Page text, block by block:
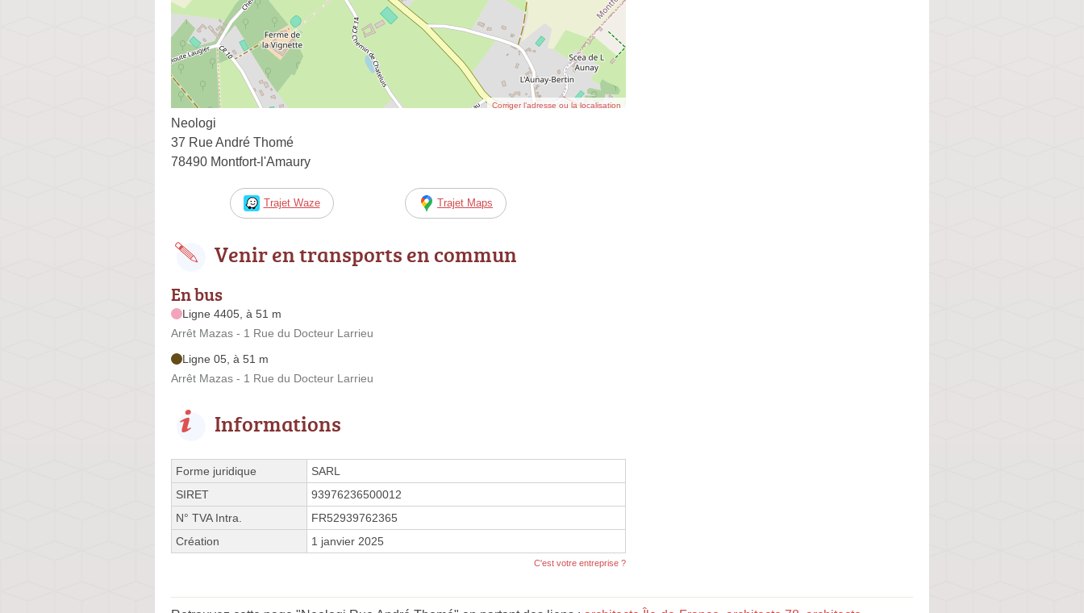
Corriger l’adresse ou la localisation
Neologi
37 Rue André Thomé
78490 Montfort-l'Amaury
Trajet Waze Trajet Maps
Venir en transports en commun
En bus
Ligne 4405, à 51 m
Arrêt Mazas - 1 Rue du Docteur Larrieu
Ligne 05, à 51 m
Arrêt Mazas - 1 Rue du Docteur Larrieu
Informations
Forme juridique
SARL
SIRET
93976236500012
N° TVA Intra.
FR52939762365
Création
1 janvier 2025
C'est votre entreprise ?